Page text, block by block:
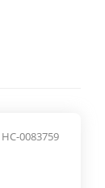
НС-0083759